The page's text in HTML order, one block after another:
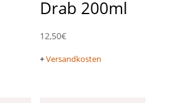
Drab 200ml
12,50€
+Versandkosten